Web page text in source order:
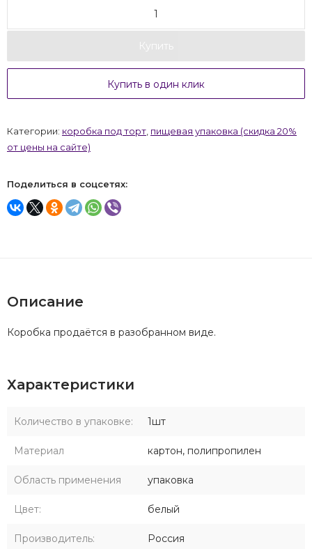
Купить
Купить в один клик
Категории: коробка под торт пищевая упаковка (скидка 20%
от цены на сайте)
Поделиться в соцсетях:
Описание
Коробка продаётся в разобранном виде.
Характеристики
Количество в упаковке: 1шт
Материал картон, полипропилен
Область применения упаковка
Цвет: белый
Производитель: Россия